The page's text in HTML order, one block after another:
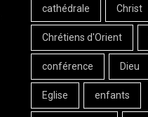
cathédrale Christ
Chrétiens d'Orient
conférence Dieu
Eglise enfants